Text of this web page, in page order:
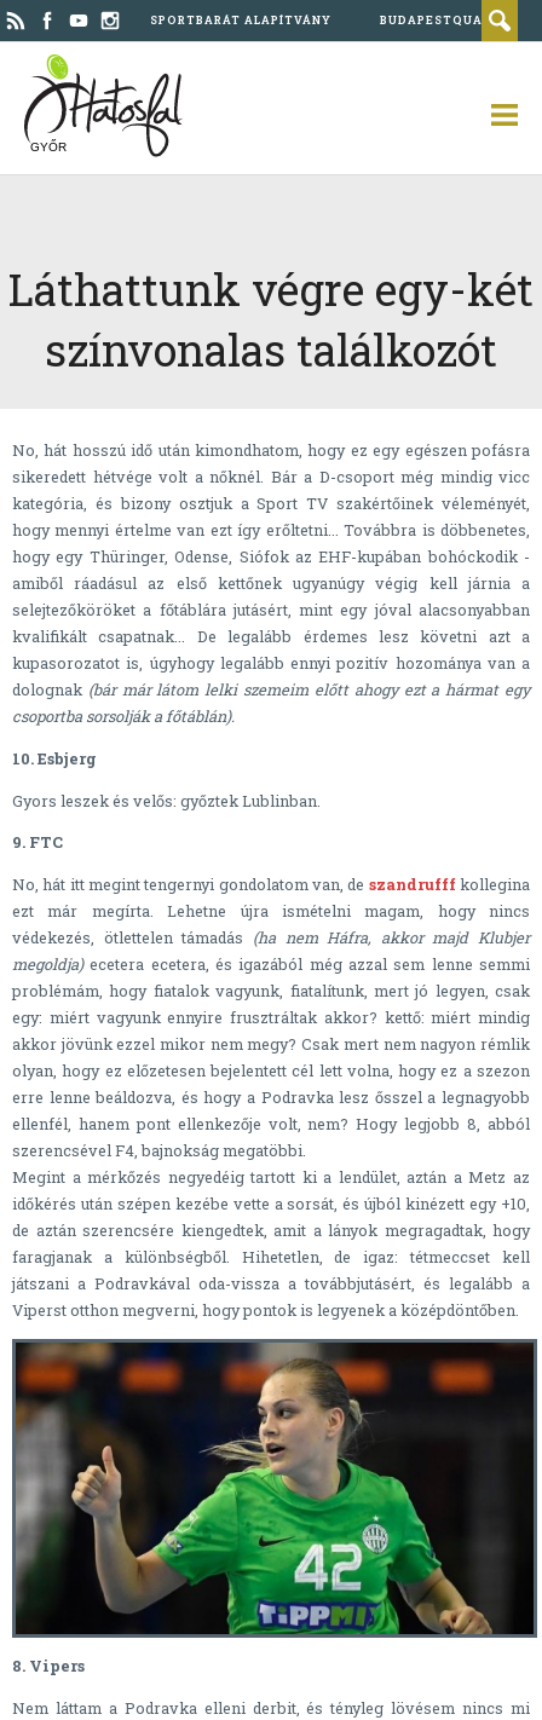
SPORTBARÁT ALAPÍTVÁNY BUDAPESTQUAD
GYŐR
Láthattunk végre egy-két
színvonalas találkozót
No, hát hosszú idő után kimondhatom, hogy ez egy egészen pofásra
sikeredett hétvége volt a nőknél. Bár a D-csoport még mindig vicc
kategória, és bizony osztjuk a Sport TV szakértőinek véleményét,
hogy mennyi értelme van ezt így erőltetni... Továbbra is döbbenetes,
hogy egy Thüringer, Odense, Siófok az EHF-kupában bohóckodik -
amiből ráadásul az első kettőnek ugyanúgy végig kell járnia a
selejtezőköröket a főtáblára jutásért, mint egy jóval alacsonyabban
kvalifikált csapatnak... De legalább érdemes lesz követni azt a
kupasorozatot is, úgyhogy legalább ennyi pozitív hozománya van a
dolognak (bár már látom lelki szemeim előtt ahogy ezt a hármat egy
csoportba sorsolják a főtáblán).
10. Esbjerg
Gyors leszek és velős: győztek Lublinban.
9. FTC
No, hát itt megint tengernyi gondolatom van, de szandrufffkollegina
ezt már megírta. Lehetne újra ismételni magam, hogy nincs
védekezés, ötlettelen támadás (ha nem Háfra, akkor majd Klubjer
megoldja)ecetera ecetera, és igazából még azzal sem lenne semmi
problémám, hogy fiatalok vagyunk, fiatalítunk, mert jó legyen, csak
egy: miért vagyunk ennyire frusztráltak akkor? kettő: miért mindig
akkor jövünk ezzel mikor nem megy? Csak mert nem nagyon rémlik
olyan, hogy ez előzetesen bejelentett cél lett volna, hogy ez a szezon
erre lenne beáldozva, és hogy a Podravka lesz ősszel a legnagyobb
ellenfél, hanem pont ellenkezője volt, nem? Hogy legjobb 8, abból
szerencsével F4, bajnokság megatöbbi.
Megint a mérkőzés negyedéig tartott ki a lendület, aztán a Metz az
időkérés után szépen kezébe vette a sorsát, és újból kinézett egy +10,
de aztán szerencsére kiengedtek, amit a lányok megragadtak, hogy
faragjanak a különbségből. Hihetetlen, de igaz: tétmeccset kell
játszani a Podravkával oda-vissza a továbbjutásért, és legalább a
Viperst otthon megverni, hogy pontok is legyenek a középdöntőben.
8. Vipers
Nem láttam a Podravka elleni derbit, és tényleg lövésem nincs mi